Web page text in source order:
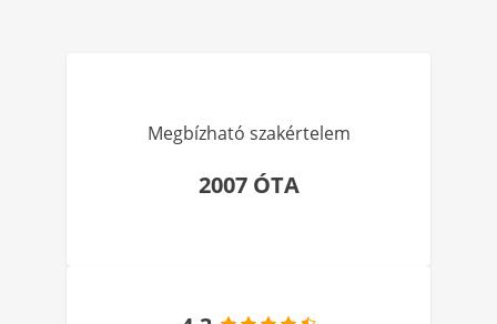
Megbízható szakértelem
2007 ÓTA